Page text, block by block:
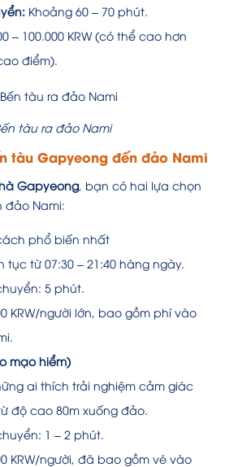
Khoảng 60 – 70 phút.
– 100.000 KRW (có thể cao hơn
điểm).
tàu ra đảo Nami
tàu Gapyeong đến đảo Nami
Gapyeong , bạn có hai lựa chọn
đảo Nami:
phổ biến nhất
tục từ 07:30 – 21:40 hàng ngày.
5 phút.
KRW/người lớn, bao gồm phí vào
mạo hiểm)
ai thích trải nghiệm cảm giác
độ cao 80m xuống đảo.
1 – 2 phút.
KRW/người, đã bao gồm vé vào